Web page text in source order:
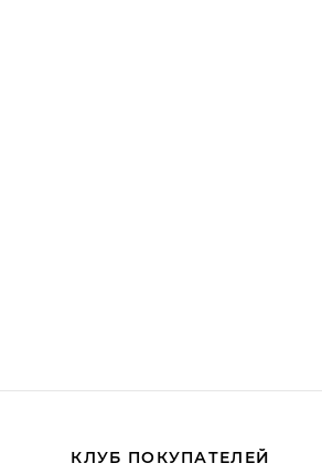
КЛУБ ПОКУПАТЕЛЕЙ